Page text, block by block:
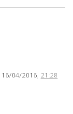
16/04/2016, 21:28